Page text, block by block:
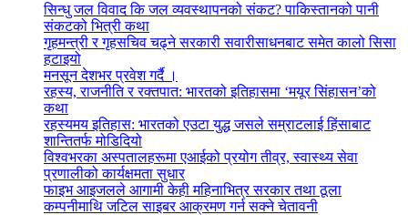
सिन्धु जल विवाद कि जल व्यवस्थापनको संकट? पाकिस्तानको पानी
संकटको भित्री कथा
गृहमन्त्री र गृहसचिव चढ्ने सरकारी सवारीसाधनबाट समेत कालो सिसा
हटाइयो
मनसून देशभर प्रवेश गर्दै ।
रहस्य, राजनीति र रक्तपात: भारतको इतिहासमा ‘मयूर सिंहासन’को
कथा
रहस्यमय इतिहास: भारतको एउटा युद्ध जसले सम्राटलाई हिंसाबाट
शान्तितर्फ मोडिदियो
विश्वभरका अस्पतालहरूमा एआईको प्रयोग तीव्र, स्वास्थ्य सेवा
प्रणालीको कार्यक्षमता सुधार
फाइभ आइजलले आगामी केही महिनाभित्र सरकार तथा ठूला
कम्पनीमाथि जटिल साइबर आक्रमण गर्न सक्ने चेतावनी